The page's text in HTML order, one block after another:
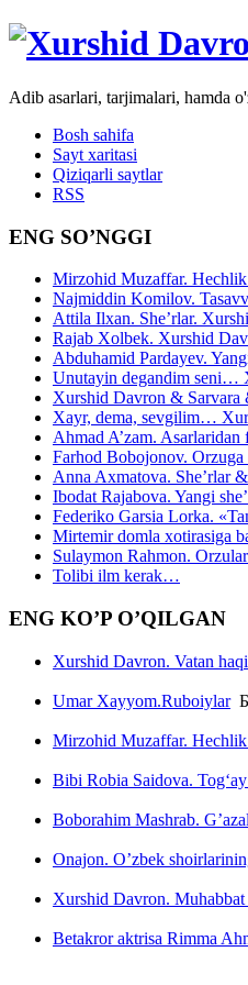
Adib asarlari, tarjimalari, hamda
Bosh sahifa
Sayt xaritasi
Qiziqarli saytlar
RSS
ENG SO’NGGI
Mirzohid Muzaffar. Hechlik
Najmiddin Komilov.
Attila Ilxan. She’rlar.
Rajab Xolbek. Xurshid
Abduhamid Pardayev.
Unutayin degandim seni…
Xurshid Davron &
Xayr, dema, sevgilim…
Ahmad A’zam.
Farhod Bobojonov.
Anna Axmatova. She’rlar
Ibodat Rajabova. Yangi
Federiko Garsia Lorka.
Mirtemir domla xotirasiga
Sulaymon Rahmon.
Tolibi ilm kerak…
ENG KO’P O’QILGAN
Xurshid Davron. Vatan
Umar Xayyom.Ruboiylar
Mirzohid Muzaffar. Hechlik
Bibi Robia Saidova.
Boborahim Mashrab.
Onajon. O’zbek
Xurshid Davron. Muhabbat
Betakror aktrisa Rimma